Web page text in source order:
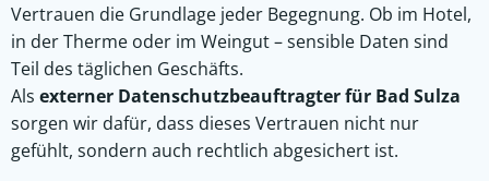
Vertrauen die Grundlage jeder Begegnung. Ob im Hotel,
in der Therme oder im Weingut – sensible Daten sind
Teil des täglichen Geschäfts.
Als externer Datenschutzbeauftragter für Bad Sulza
sorgen wir dafür, dass dieses Vertrauen nicht nur
gefühlt, sondern auch rechtlich abgesichert ist.